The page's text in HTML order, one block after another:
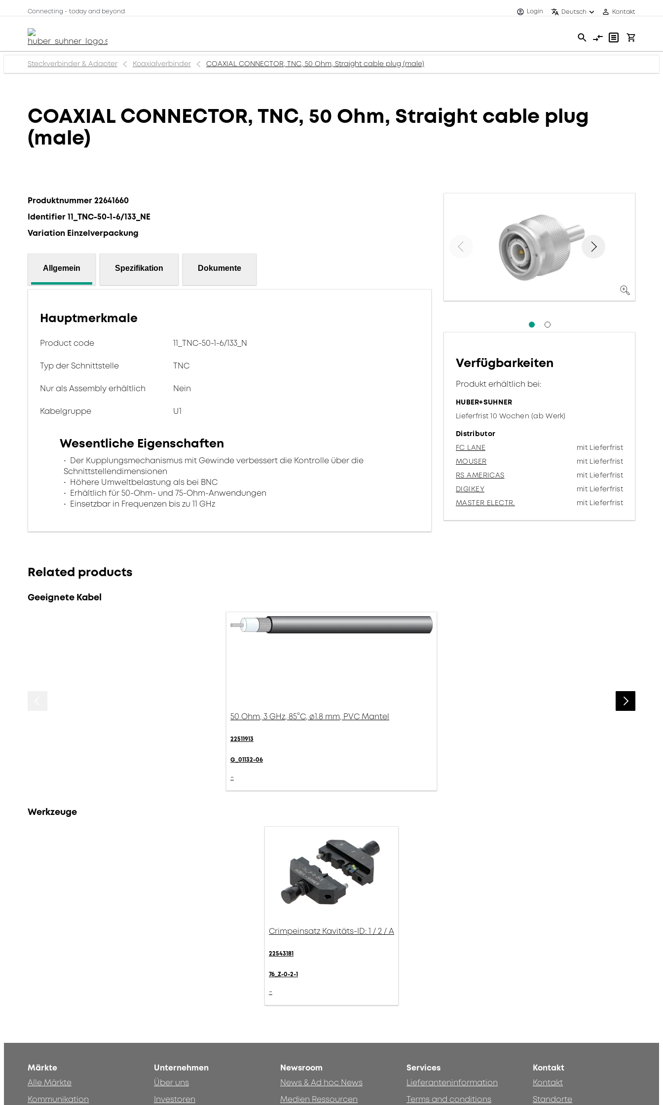
Connecting - today and beyond Login Deutsch Kontakt
Steckverbinder & Adapter Koaxialverbinder COAXIAL CONNECTOR, TNC, 50 Ohm, Straight cable plug (male)
COAXIAL CONNECTOR, TNC, 50 Ohm, Straight cable plug
(male)
Produktnummer 22641660
Identifier 11_TNC-50-1-6/133_NE
Variation Einzelverpackung
Allgemein Spezifikation Dokumente
Hauptmerkmale
Product code 11_TNC-50-1-6/133_N
Typ der Schnittstelle TNC
Nur als Assembly erhältlich Nein
Kabelgruppe U1
Wesentliche Eigenschaften
Der Kupplungsmechanismus mit Gewinde verbessert die Kontrolle über die
Schnittstellendimensionen
Höhere Umweltbelastung als bei BNC
Erhältlich für 50-Ohm- und 75-Ohm-Anwendungen
Einsetzbar in Frequenzen bis zu 11 GHz
Verfügbarkeiten
Produkt erhältlich bei:
HUBER+SUHNER
Lieferfrist 10 Wochen (ab Werk)
Distributor
FC LANE
mit Lieferfrist
MOUSER
mit Lieferfrist
RS AMERICAS
mit Lieferfrist
DIGIKEY
mit Lieferfrist
MASTER ELECTR.
mit Lieferfrist
Related products
Geeignete Kabel
50 Ohm, 3 GHz, 85°C, ø1.8 mm, PVC Mantel
22511913
G_01132-06
-
Werkzeuge
Crimpeinsatz Kavitäts-ID: 1 / 2 / A
22543181
76_Z-0-2-1
-
Märkte
Alle Märkte
Kommunikation
Unternehmen
Über uns
Investoren
Newsroom
News & Ad hoc News
Medien Ressourcen
Services
Lieferanteninformation
Terms and conditions
Kontakt
Kontakt
Standorte